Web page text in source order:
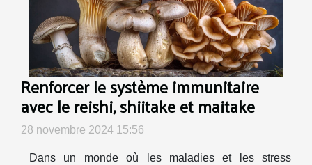
Renforcer le système immunitaire
avec le reishi, shiitake et maitake
28 novembre 2024 15:56
Dans un monde où les maladies et les stress